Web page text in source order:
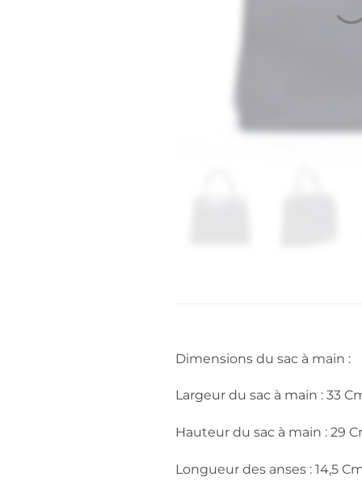
Dimensions du sac à main :
Largeur du sac à main : 33
Hauteur du sac à main : 29
Longueur des anses : 14,5